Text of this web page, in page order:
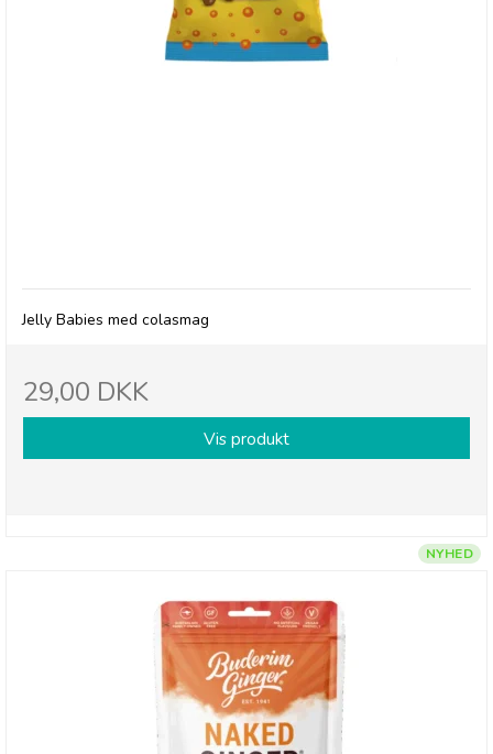
Jelly Babies med colasmag
29,00 DKK
Vis produkt
NYHED